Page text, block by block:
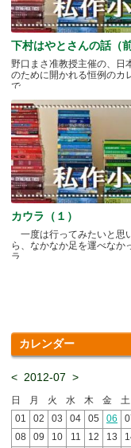
下村はやとさんの話（前
野口まさ准教授主催の、日
のために開かれる恒例のカ
で.....
カウラ（１）
一度は行ってみたいと思
ら、なかなか足を運べなか
ラ.....
カレンダー
< 2012-07 >
日 月 火 水 木 金
土
01
02 03 04 05 06
08
09 10 11 12 13